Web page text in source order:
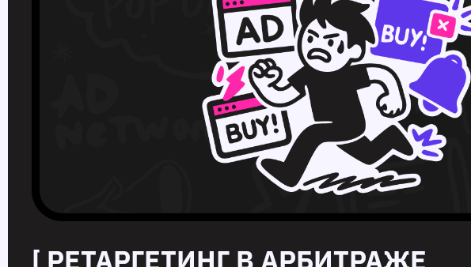
[ РЕТАРГЕТИНГ В АРБИТРАЖЕ